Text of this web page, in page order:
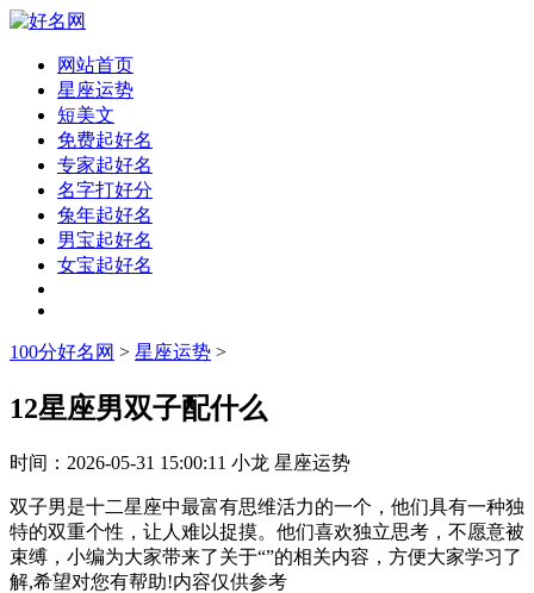
网站首页
星座运势
短美文
免费起好名
专家起好名
名字打好分
兔年起好名
男宝起好名
女宝起好名
100分好名网 > 星座运势 >
12星座男双子配什么
时间： 2026-05-31 15:00:11 小龙 星座运势
双子男是十二星座中最富有思维活力的一个，他们具有一种独
特的双重个性，让人难以捉摸。他们喜欢独立思考，不愿意被
束缚，小编为大家带来了关于“”的相关内容，方便大家学习了
解,希望对您有帮助!内容仅供参考